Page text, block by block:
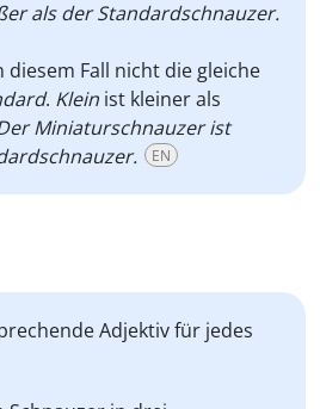
als der Standardschnauzer.
diesem Fall nicht die gleiche
. Klein ist kleiner als
Miniaturschnauzer ist
EN
Adjektiv für jedes